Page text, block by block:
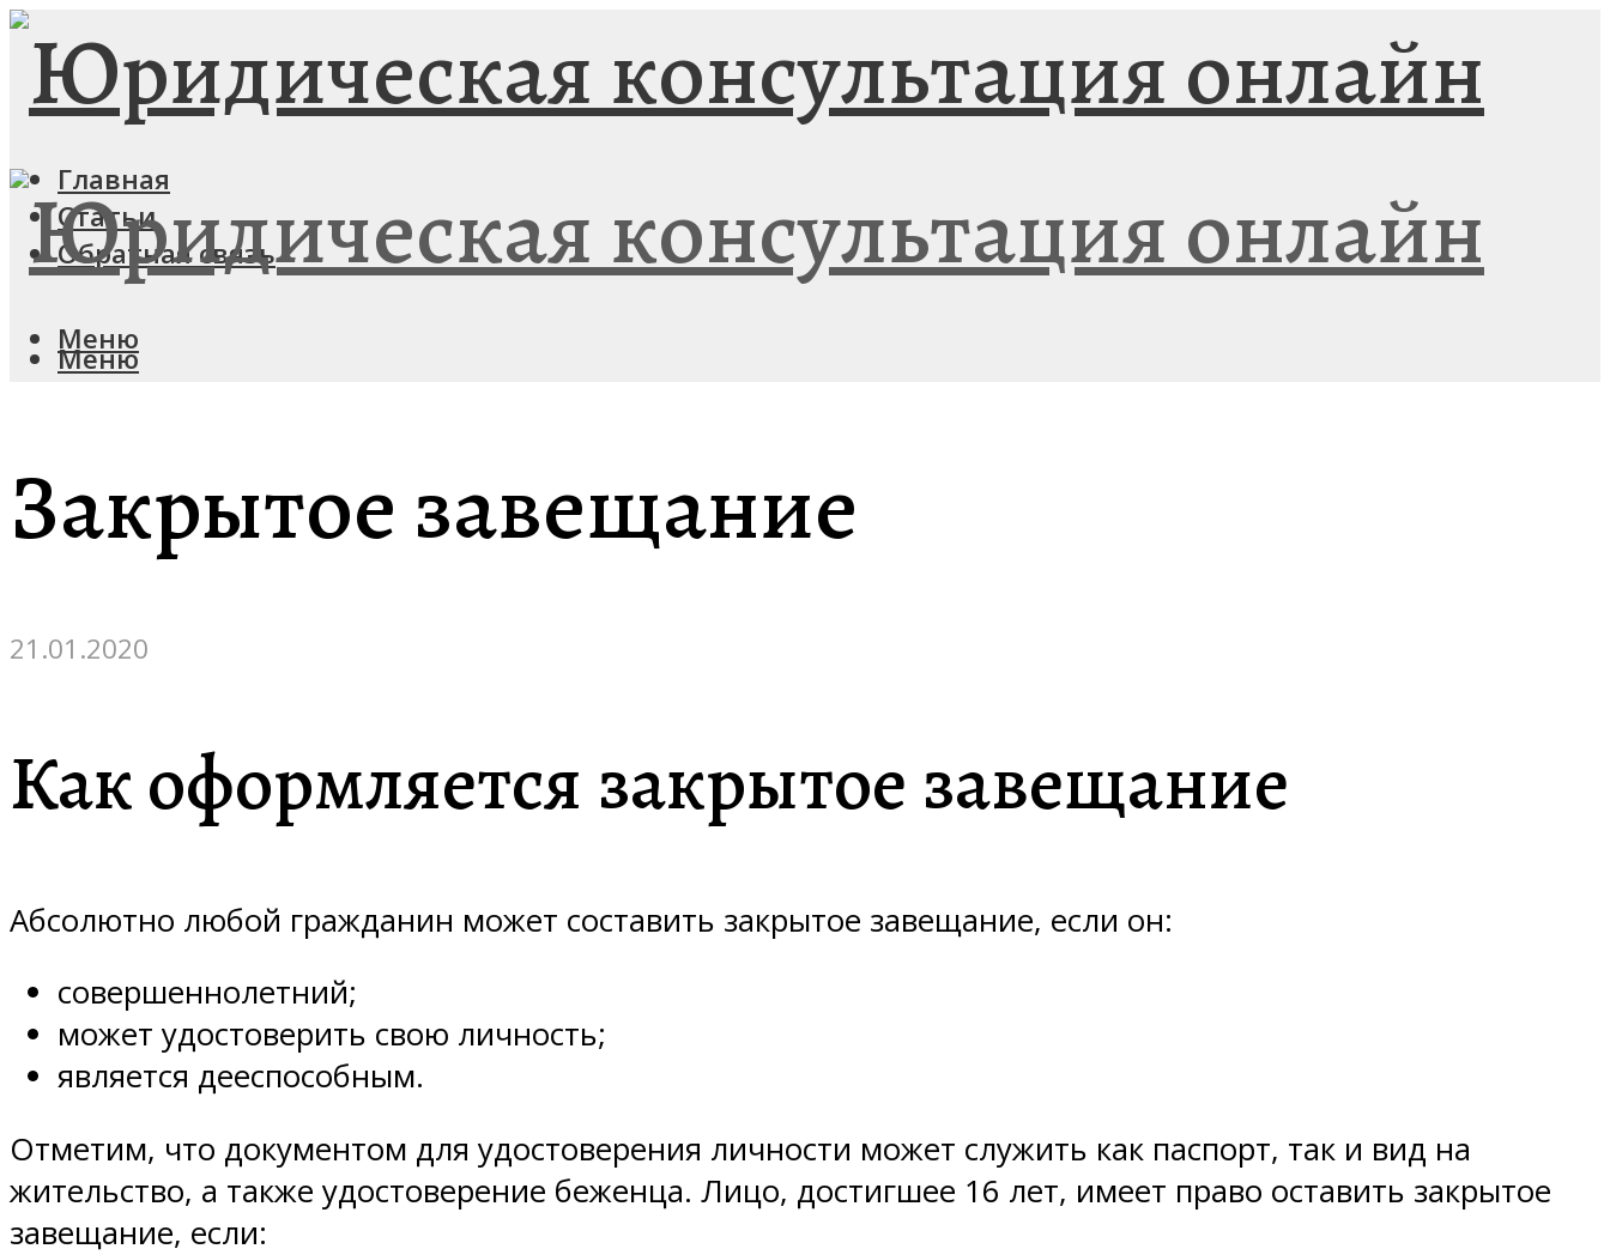
Главная
Статьи
Обратная связь
Меню
Меню
Закрытое завещание
21.01.2020
Как оформляется закрытое завещание
Абсолютно любой гражданин может составить закрытое завещание, если он:
совершеннолетний;
может удостоверить свою личность;
является дееспособным.
Отметим, что документом для удостоверения личности может служить как паспорт, так и вид на
жительство, а также удостоверение беженца. Лицо, достигшее 16 лет, имеет право оставить закрытое
завещание, если: